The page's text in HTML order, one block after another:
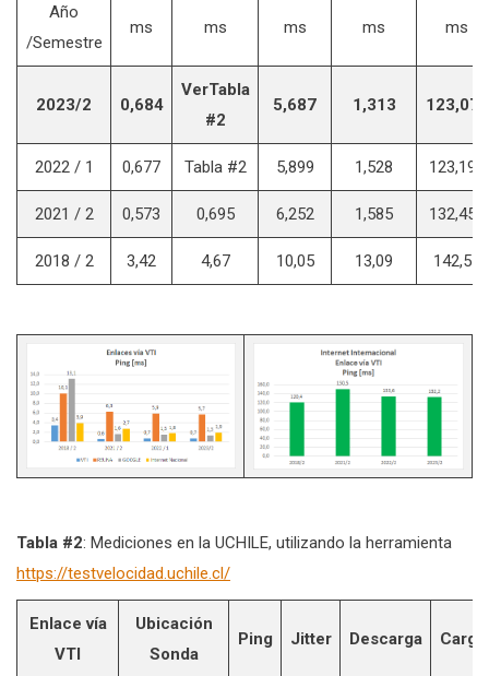
Año
/Semestre
ms ms ms ms ms
2023/2 0,684
VerTabla
#2
5,687 1,313 123,072
2022 / 1 0,677 Tabla #2 5,899 1,528 123,193
2021 / 2 0,573 0,695 6,252 1,585 132,458
2018 / 2 3,42 4,67 10,05 13,09 142,51
Tabla #2: Mediciones en la UCHILE, utilizando la herramienta
https://testvelocidad.uchile.cl/
Enlacevía
VTI
Ubicación
Sonda
Ping Jitter Descarga Carga